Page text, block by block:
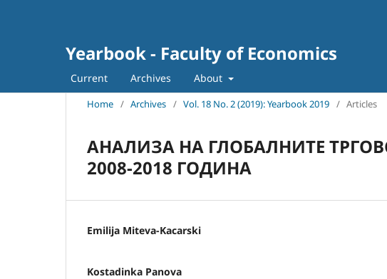
Yearbook - Faculty of Economics
Current Archives About
Home / Archives / Vol. 18 No. 2 (2019): Yearbook 2019 / Articles
АНАЛИЗА НА ГЛОБАЛНИТЕ
2008-2018 ГОДИНА
Emilija Miteva-Kacarski
Kostadinka Panova